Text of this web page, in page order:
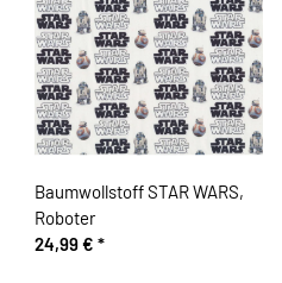
Baumwollstoff STAR WARS,
Roboter
24,99 € *